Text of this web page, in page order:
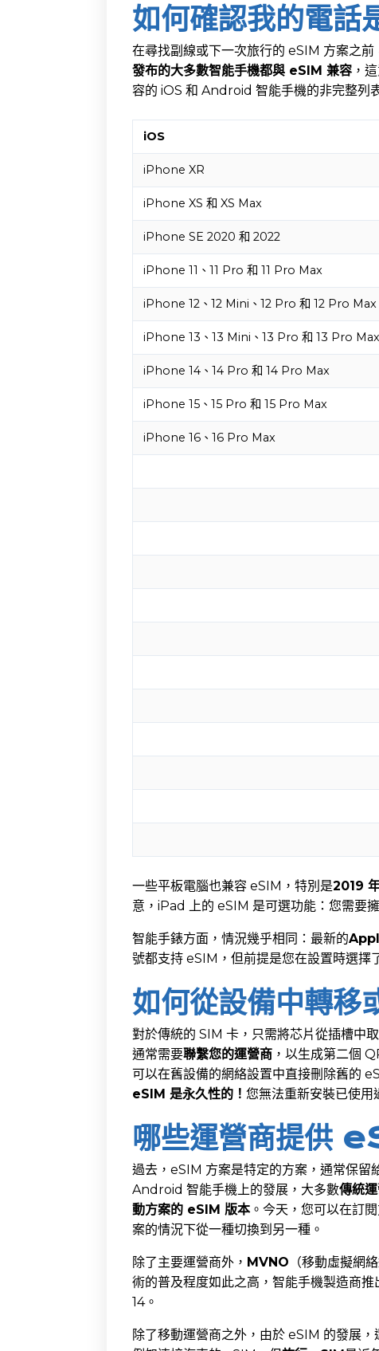
如何確認我的電
在尋找副線或下一次旅行的 eSIM 方案之
發布的大多數智能手機都與 eSIM 兼容 ，
容的 iOS 和 Android 智能手機的非完整列
iOS
iPhone XR
iPhone XS 和 XS Max
iPhone SE 2020 和 2022
iPhone 11、11 Pro 和 11 Pro Max
iPhone 12、12 Mini、12 Pro 和 12 Pro Max
iPhone 13、13 Mini、13 Pro 和 13 Pro Max
iPhone 14、14 Pro 和 14 Pro Max
iPhone 15、15 Pro 和 15 Pro Max
iPhone 16、16 Pro Max
一些平板電腦也兼容 eSIM，特別是2019
意，iPad 上的 eSIM 是可選功能：您需要
智能手錶方面，情況幾乎相同：最新的
號都支持 eSIM，但前提是您在設置時選擇
如何從設備中轉
對於傳統的 SIM 卡，只需將芯片從插槽中
通常需要聯繫您的運營商 ，以生成第二個
可以在舊設備的網絡設置中直接刪除舊的
eSIM 是永久性的！您無法重新安裝已使用
哪些運營商提供
過去，eSIM 方案是特定的方案，通常保留
Android 智能手機上的發展，大多數傳統
動方案的 eSIM 版本。今天，您可以在訂
案的情況下從一種切換到另一種。
除了主要運營商外， MVNO （移動虛擬網
術的普及程度如此之高，智能手機製造商
14。
除了移動運營商之外，由於 eSIM 的發展